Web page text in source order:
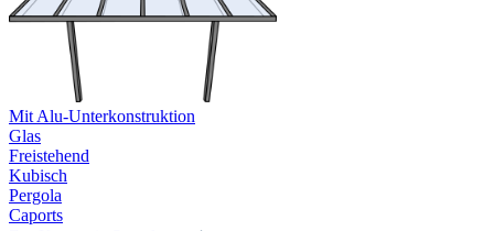
Mit Alu-Unterkonstruktion
Glas
Freistehend
Kubisch
Pergola
Caports